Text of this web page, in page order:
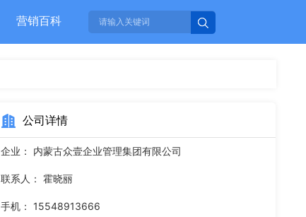
营销百科
公司详情
企业： 内蒙古众壹企业管理集团有限公司
联系人： 霍晓丽
手机： 15548913666